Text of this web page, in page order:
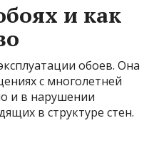
и как
обоев. Она
с многолетней
и в нарушении
в структуре стен.